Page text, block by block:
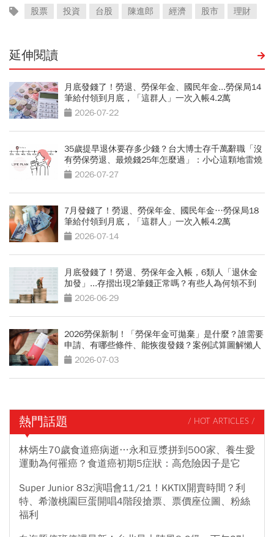
股票 投資 台股 陳進郎 經濟 股市 理財
延伸閱讀
月底發錢了！勞退、勞保年金、國民年金...勞保局14
筆給付領到月底，「這群人」一次入帳4.2萬
2026-07-22
35歲提早退休要存多少錢？台大博士存千萬辭職「沒
有勞保勞退、最燒錢25年怎麼過」：小心這顆地雷燒
光存款
2026-07-27
7月發錢了！勞退、勞保年金、國民年金…勞保局18
筆給付領到月底，「這群人」一次入帳4.2萬
2026-07-14
月底發錢了！勞退、勞保年金入帳，6類人「退休金
加發」...存摺出現2筆錢正常嗎？有些人為何領不到
2026-06-29
2026勞保新制！「勞保年金可拋棄」是什麼？誰需要
申請、有哪些條件、能恢復發錢？案例試算圖解懶人
包 2026-07-03
熱門話題 / HOT ARTICLES /
林炳生70歲食道癌病逝…永和豆漿拼到500家、養生愛
運動為何罹癌？食道癌初期5症狀：高危險因子是它
Super Junior 83z演唱會11/21！KKTIX開賣時間？利
特、希澈桃園巨蛋開唱4階段搶票、票價座位圖、粉絲
福利